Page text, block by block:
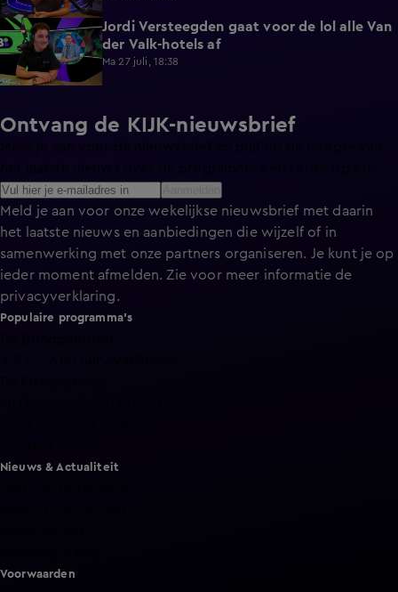
4:47
Jordi Versteegden gaat voor de lol alle Van
der Valk-hotels af
Ma 27 juli, 18:38
Ontvang de KIJK-nieuwsbrief
Meld je aan voor de nieuwsbrief en blijf op de hoogte van
Meld je aan voor onze wekelijkse nieuwsbrief met daarin
het laatste nieuws en aanbiedingen die wijzelf of in
samenwerking met onze partners organiseren. Je kunt je op
ieder moment afmelden. Zie voor meer informatie de
privacyverklaring.
Populaire programma's
Nieuws & Actualiteit
Voorwaarden